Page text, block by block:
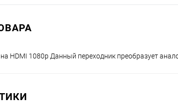
на HDMI 1080p Данный переходник преобразует